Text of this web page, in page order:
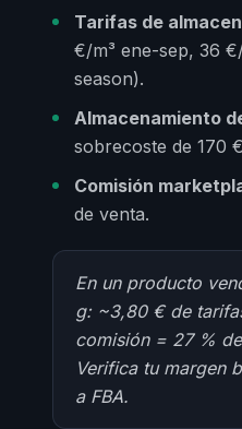
Tarifas de
€/m³ ene-sep, 36
season).
Almacenamiento
sobrecoste de 170
Comisión
de venta.
En un producto
g: ~3,80 € de
comisión = 27 %
Verifica tu margen
a FBA.